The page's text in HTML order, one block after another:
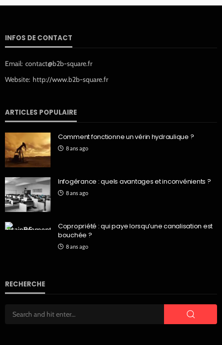
INFOS DE CONTACT
Email: contact@b2b-square.fr
Website: http://www.b2b-square.fr
ARTICLES POPULAIRE
Comment fonctionne un vérin hydraulique ?
8 ans ago
Infogérance : quels avantages et inconvénients ?
8 ans ago
Copropriété : qui paye lorsqu’une canalisation est
bouchée ?
8 ans ago
RECHERCHE